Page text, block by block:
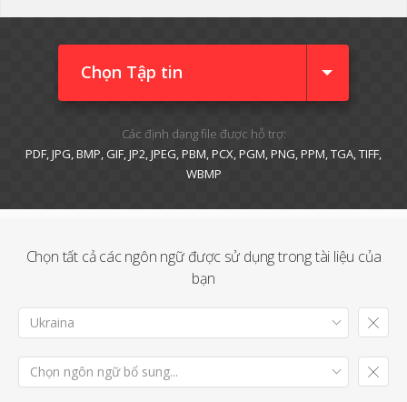
Chọn Tập tin
Các định dạng file được hỗ trợ:
PDF, JPG, BMP, GIF, JP2, JPEG, PBM, PCX, PGM, PNG, PPM, TGA, TIFF,
WBMP
Chọn tất cả các ngôn ngữ được sử dụng trong tài liệu của
bạn
Ukraina
Chọn ngôn ngữ bổ sung...